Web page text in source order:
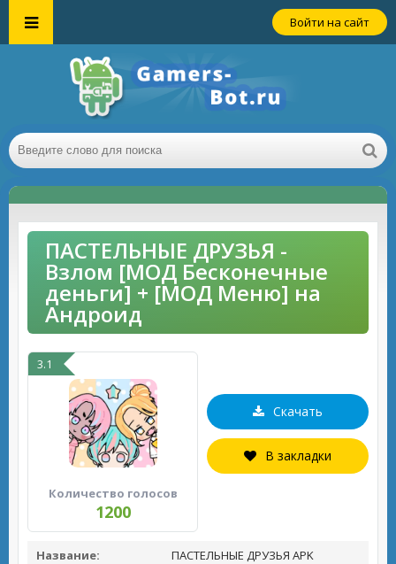
Войти на сайт
ПАСТЕЛЬНЫЕ ДРУЗЬЯ -
Взлом [МОД Бесконечные
деньги] + [МОД Меню] на
Андроид
3.1
Количество голосов
1200
Скачать
В закладки
Название:
ПАСТЕЛЬНЫЕ ДРУЗЬЯ APK